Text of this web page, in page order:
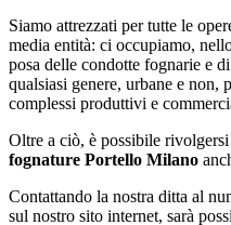
Siamo attrezzati per tutte le
media entità: ci occupiamo,
posa delle condotte fognarie e
qualsiasi genere, urbane e
complessi produttivi e
Oltre a ciò, è possibile
fognature Portello Milano
Contattando la nostra ditta al
sul nostro sito internet, sarà